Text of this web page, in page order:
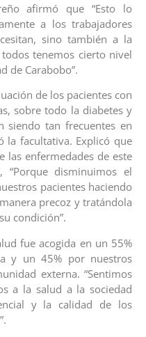
afirmó que “Esto lo
a los trabajadores
sino también a la
tenemos cierto nivel
de Carabobo”.
de los pacientes con
sobre todo la diabetes y
siendo tan frecuentes en
la facultativa. Explicó que
las enfermedades de este
disminuimos el
pacientes haciendo
precoz y tratándola
condición”.
fue acogida en un 55%
y un 45% por nuestros
externa. “Sentimos
a la salud a la sociedad
y la calidad de los